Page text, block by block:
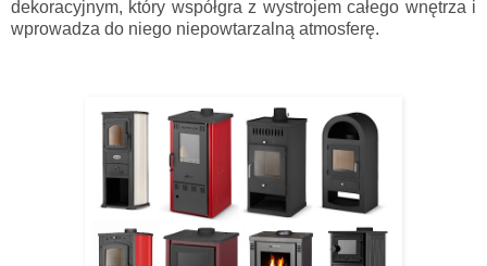
dekoracyjnym, który współgra z wystrojem całego wnętrza i
wprowadza do niego niepowtarzalną atmosferę.